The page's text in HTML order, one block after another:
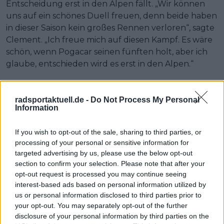
radsportaktuell.de - Do Not Process My Personal
Information
If you wish to opt-out of the sale, sharing to third parties, or
processing of your personal or sensitive information for
targeted advertising by us, please use the below opt-out
section to confirm your selection. Please note that after your
opt-out request is processed you may continue seeing
interest-based ads based on personal information utilized by
us or personal information disclosed to third parties prior to
your opt-out. You may separately opt-out of the further
disclosure of your personal information by third parties on the
Entscheidung erst in den Alpen fällt. „Wir können
uns auf ein schönes Duell freuen, denn beide haben
in dieser Saison kein großes Rennen verloren“, sagte
Clement. „Ich freue mich auf diesen Kampf. Es wäre
schön, wenn Pogacar seinen fünften holt, aber ich
glaube, entschieden wird es erst in den Alpen.“
Vingegaard startet diesen Kampf ohne Van Aert,
ohne Laporte und ohne die offensichtlichste Quelle
der internen Tour-Debatte des Vorjahres. Er beginnt
ursprüngliche Forderung nach einem komplett auf
Gelb fokussierten Visma weniger wie einen
familiären Eingriff und mehr wie eine Frage wirken
ließ, die das Team weiterhin auf der Straße
beantworten muss.
Jetzt kostenlos den RadsportAktuell-